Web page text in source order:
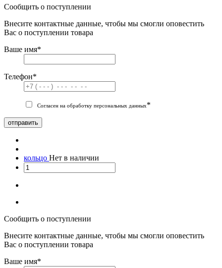
Сообщить о поступлении
Внесите контактные данные, чтобы мы смогли оповестить
Вас о поступлении товара
Ваше имя*
Телефон*
Согласен на обработку персональных данных*
отправить
кольцо Нет в наличии
Сообщить о поступлении
Внесите контактные данные, чтобы мы смогли оповестить
Вас о поступлении товара
Ваше имя*